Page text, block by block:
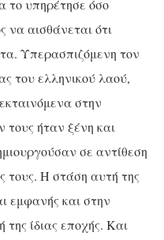
το υπηρέτησε όσο
να αισθάνεται ότι
Υπερασπιζόμενη τον
του ελληνικού λαού,
στην
τους ήταν ξένη και
σε αντίθεση
τους. Η στάση αυτή της
εμφανής και στην
ίδιας εποχής. Και